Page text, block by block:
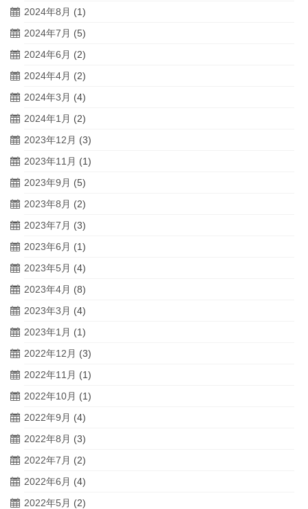
2024年8月 (1)
2024年7月 (5)
2024年6月 (2)
2024年4月 (2)
2024年3月 (4)
2024年1月 (2)
2023年12月 (3)
2023年11月 (1)
2023年9月 (5)
2023年8月 (2)
2023年7月 (3)
2023年6月 (1)
2023年5月 (4)
2023年4月 (8)
2023年3月 (4)
2023年1月 (1)
2022年12月 (3)
2022年11月 (1)
2022年10月 (1)
2022年9月 (4)
2022年8月 (3)
2022年7月 (2)
2022年6月 (4)
2022年5月 (2)